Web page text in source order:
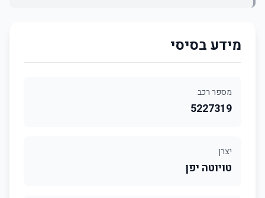
מידע בסיסי
מספר רכב
5227319
יצרן
טויוטה יפן